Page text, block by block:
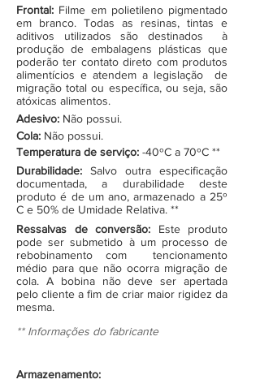
Frontal: Filme em polietileno pigmentado
em branco. Todas as resinas, tintas e
aditivos utilizados são destinados à
produção de embalagens plásticas que
poderão ter contato direto com produtos
alimentícios e atendem a legislação de
migração total ou específica, ou seja, são
atóxicas alimentos.
Adesivo: Não possui.
Cola: Não possui.
Temperatura de serviço: -40ºC a 70ºC **
Durabilidade: Salvo outra especificação
documentada, a durabilidade deste
produto é de um ano, armazenado a 25º
C e 50% de Umidade Relativa. **
Ressalvas de conversão: Este produto
pode ser submetido à um processo de
rebobinamento com tencionamento
médio para que não ocorra migração de
cola. A bobina não deve ser apertada
pelo cliente a fim de criar maior rigidez da
mesma.
** Informações do fabricante
Armazenamento: